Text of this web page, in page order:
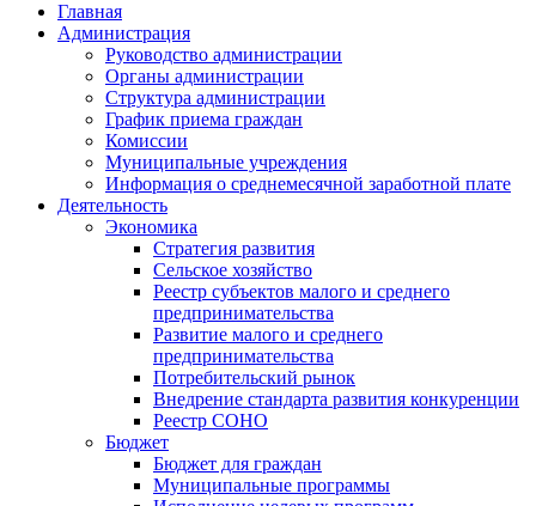
Главная
Администрация
Руководство администрации
Органы администрации
Структура администрации
График приема граждан
Комиссии
Муниципальные учреждения
Информация о среднемесячной заработной плате
Деятельность
Экономика
Стратегия развития
Сельское хозяйство
Реестр субъектов малого и среднего
предпринимательства
Развитие малого и среднего
предпринимательства
Потребительский рынок
Внедрение стандарта развития конкуренции
Реестр СОНО
Бюджет
Бюджет для граждан
Муниципальные программы